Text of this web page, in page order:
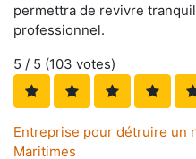
permettra de revivre
professionnel.
5 / 5 (103 votes)
Entreprise pour détruire un
Maritimes